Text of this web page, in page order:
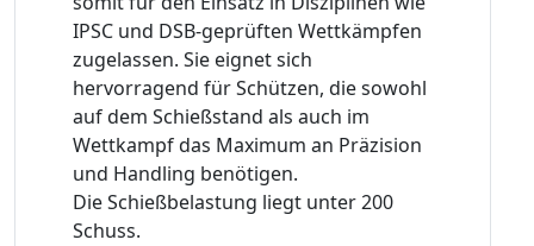
IPSC und DSB-geprüften Wettkämpfen
zugelassen. Sie eignet sich
hervorragend für Schützen, die sowohl
auf dem Schießstand als auch im
Wettkampf das Maximum an Präzision
und Handling benötigen.
Die Schießbelastung liegt unter 200
Schuss.